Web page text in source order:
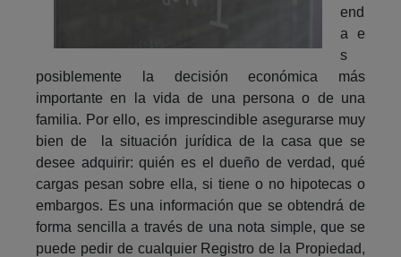
end
a e
s
posiblemente la decisión económica más
importante en la vida de una persona o de una
familia. Por ello, es imprescindible asegurarse muy
bien de la situación jurídica de la casa que se
desee adquirir: quién es el dueño de verdad, qué
cargas pesan sobre ella, si tiene o no hipotecas o
embargos. Es una información que se obtendrá de
forma sencilla a través de una nota simple, que se
puede pedir de cualquier Registro de la Propiedad,